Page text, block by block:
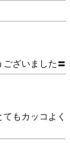
ざいました〓
もカッコよく